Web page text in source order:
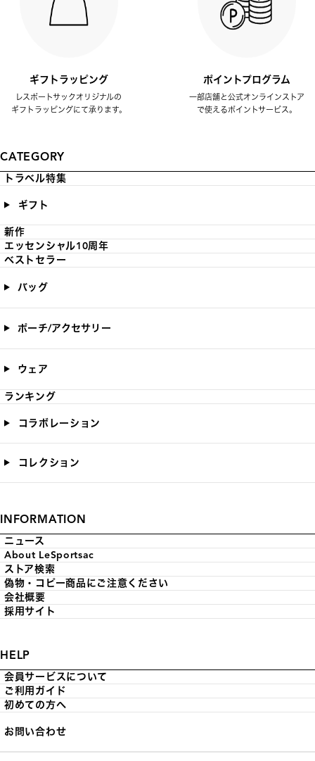
ギフトラッピング
レスポートサックオリジナルの
ギフトラッピングにて承ります。
ポイントプログラム
一部店舗と公式オンラインストア
で使えるポイントサービス。
CATEGORY
トラベル特集
ギフト
新作
エッセンシャル10周年
ベストセラー
バッグ
ポーチ/アクセサリー
ウェア
ランキング
コラボレーション
コレクション
INFORMATION
ニュース
About LeSportsac
ストア検索
偽物・コピー商品にご注意ください
会社概要
採用サイト
HELP
会員サービスについて
ご利用ガイド
初めての方へ
お問い合わせ